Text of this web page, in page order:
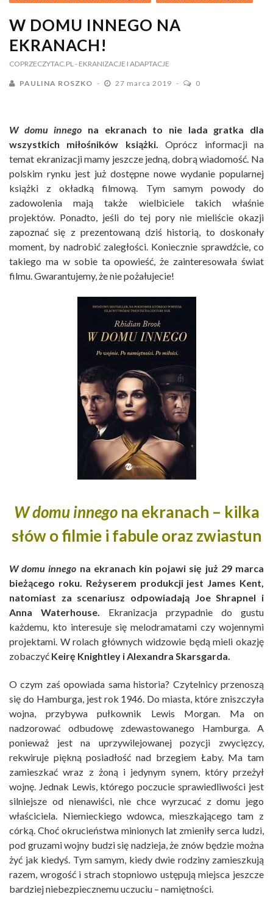
W DOMU INNEGO NA
EKRANACH!
COPRZECZYTAC.PL - EKRANIZACJE I ADAPTACJE
PAULINA ROSZKO 27 marca 2019 0
W domu innego na ekranach to nie lada gratka dla
wszystkich miłośników książki. Oprócz informacji na
temat ekranizacji mamy jeszcze jedną, dobrą wiadomość. Na
polskim rynku jest już dostępne nowe wydanie popularnej
książki z okładką filmową. Tym samym powody do
zadowolenia mają także wielbiciele takich właśnie
projektów. Ponadto, jeśli do tej pory nie mieliście okazji
zapoznać się z prezentowaną dziś historią, to doskonały
moment, by nadrobić zaległości. Koniecznie sprawdźcie, co
takiego ma w sobie ta opowieść, że zainteresowała świat
filmu. Gwarantujemy, że nie pożałujecie!
W domu innegona ekranach – kilka
słów o filmie i fabule oraz zwiastun
W domu innego na ekranach kin pojawi się już 29 marca
bieżącego roku. Reżyserem produkcji jest James Kent,
natomiast za scenariusz odpowiadają Joe Shrapnel i
Anna Waterhouse.
Ekranizacja przypadnie do gustu
każdemu, kto interesuje się melodramatami czy wojennymi
projektami. W rolach głównych widzowie będą mieli okazję
zobaczyć Keirę Knightley i Alexandra Skarsgarda.
O czym zaś opowiada sama historia? Czytelnicy przenoszą
się do Hamburga, jest rok 1946. Do miasta, które zniszczyła
wojna, przybywa pułkownik Lewis Morgan. Ma on
nadzorować odbudowę zdewastowanego Hamburga. A
ponieważ jest na uprzywilejowanej pozycji zwycięzcy,
rekwiruje piękną posiadłość nad brzegiem Łaby. Ma tam
zamieszkać wraz z żoną i jedynym synem, który przeżył
wojnę. Jednak Lewis, którego poczucie sprawiedliwości jest
silniejsze od nienawiści, nie chce wyrzucać z domu jego
właściciela. Niemieckiego wdowca, mieszkającego tam z
córką. Choć okrucieństwa minionych lat zmieniły serca ludzi,
pod gruzami wojny budzi się nadzieja, że znów będzie można
żyć jak kiedyś. Tym samym, kiedy dwie rodziny zamieszkują
razem, wrogość i strach stopniowo ustępują miejsca jeszcze
bardziej niebezpiecznemu uczuciu – namiętności.